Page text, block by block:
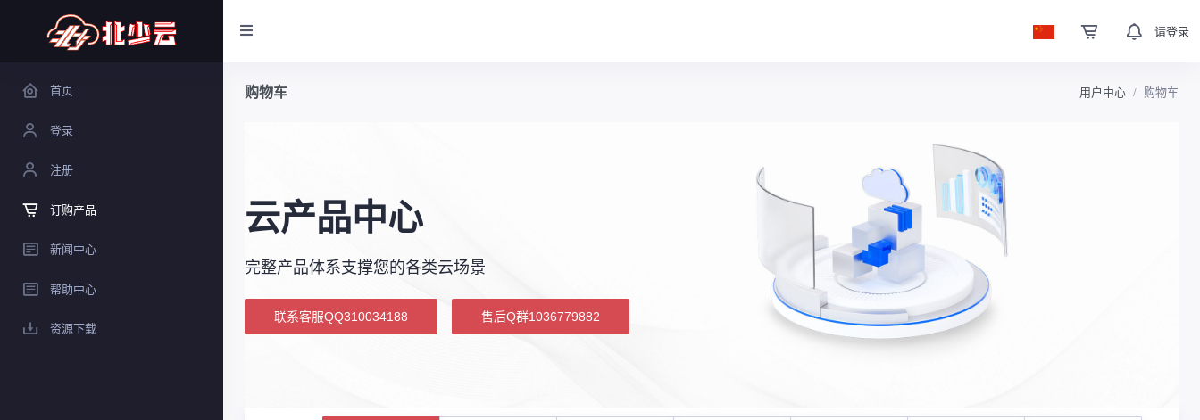
请登录
首页
登录
注册
订购产品
新闻中心
帮助中心
资源下载
购物车 用户中心 购物车
云产品中心
完整产品体系支撑您的各类云场景
联系客服QQ310034188 售后Q群1036779882